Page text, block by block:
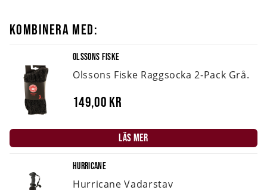
KOMBINERA MED:
OLSSONS FISKE
Olssons Fiske Raggsocka 2-Pack Grå.
149,00 kr
LÄS MER
HURRICANE
Hurricane Vadarstav